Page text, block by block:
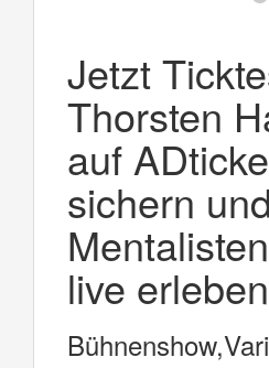
Jetzt
Thorsten
auf
sichern
live